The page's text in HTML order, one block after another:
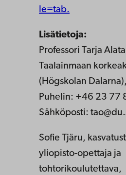
le=tab.
Lisätietoja:
Professori Tarja
Taalainmaan
(Högskolan
Puhelin: +46 23 77
Sähköposti:
Sofie Tjäru,
yliopisto-opettaja ja
tohtorikoulutettava,